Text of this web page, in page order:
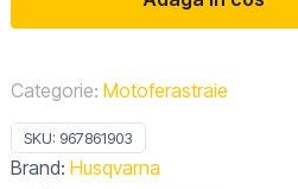
MARK
Categorie: Motoferastraie
SKU: 967861903
Brand: Husqvarna